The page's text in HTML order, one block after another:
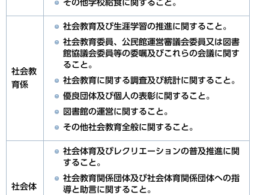
その他学校給食に関すること。
社会教
育係
社会教育及び生涯学習の推進に関すること。
社会教育委員、公民館運営審議会委員又は図書
館協議会委員等の委嘱及びこれらの会議に関す
ること。
社会教育に関する調査及び統計に関すること。
優良団体及び個人の表彰に関すること。
図書館の運営に関すること。
その他社会教育全般に関すること。
社会体
社会体育及びレクリエーションの普及推進に関
すること。
社会教育関係団体及び社会体育関係団体への指
導と助言に関すること。